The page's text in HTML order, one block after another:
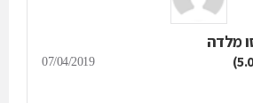
מלדה
07/04/2019